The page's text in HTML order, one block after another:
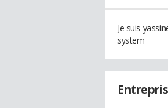
Je suis
system